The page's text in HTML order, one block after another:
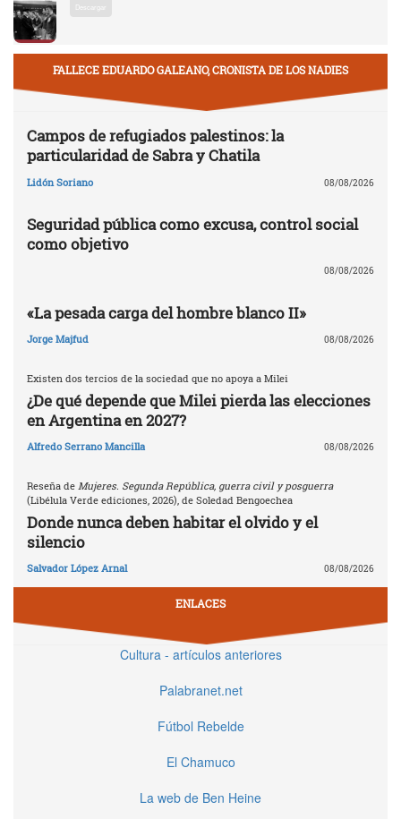
Descargar
FALLECE EDUARDO GALEANO, CRONISTA DE LOS NADIES
Campos de refugiados palestinos: la
particularidad de Sabra y Chatila
Lidón Soriano 08/08/2026
Seguridad pública como excusa, control social
como objetivo
08/08/2026
«La pesada carga del hombre blanco II»
Jorge Majfud 08/08/2026
Existen dos tercios de la sociedad que no apoya a Milei
¿De qué depende que Milei pierda las elecciones
en Argentina en 2027?
Alfredo Serrano Mancilla 08/08/2026
Reseña de Mujeres. Segunda República, guerra civil y posguerra
(Libélula Verde ediciones, 2026), de Soledad Bengoechea
Donde nunca deben habitar el olvido y el
silencio
Salvador López Arnal 08/08/2026
ENLACES
Cultura - artículos anteriores
Palabranet.net
Fútbol Rebelde
El Chamuco
La web de Ben Heine